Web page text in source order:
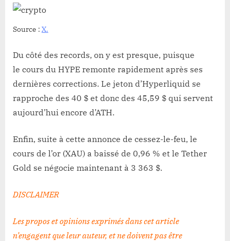
Source : X.
Du côté des records, on y est presque, puisque
le cours du HYPE remonte rapidement après ses
dernières corrections. Le jeton d’Hyperliquid se
rapproche des 40 $ et donc des 45,59 $ qui servent
aujourd’hui encore d’ATH.
Enfin, suite à cette annonce de cessez-le-feu, le
cours de l’or (XAU) a baissé de 0,96 % et le Tether
Gold se négocie maintenant à 3 363 $.
DISCLAIMER
Les propos et opinions exprimés dans cet article
n’engagent que leur auteur, et ne doivent pas être